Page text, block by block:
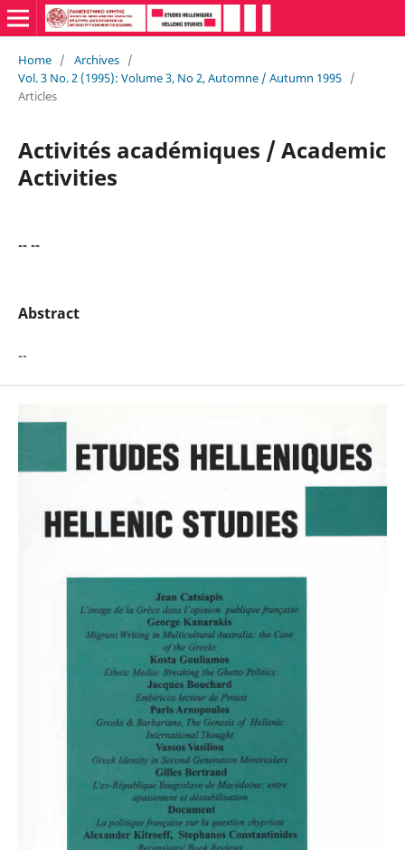
Home / Archives /
Vol. 3 No. 2 (1995): Volume 3, No 2, Automne / Autumn 1995 /
Articles
Activités académiques / Academic
Activities
-- --
Abstract
--